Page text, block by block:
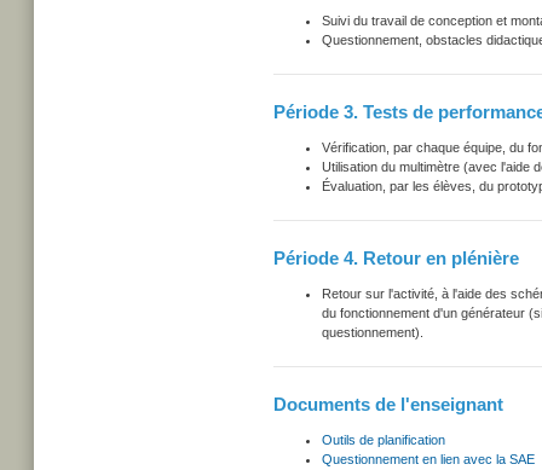
Suivi du travail de conception et
Questionnement, obstacles
Période 3. Tests de
Vérification, par chaque équipe, du
Utilisation du multimètre (avec l'aide
Évaluation, par les élèves, du
Période 4. Retour en plénière
Retour sur l'activité, à l'aide des
du fonctionnement d'un générateur
questionnement).
Documents de l'enseignant
Outils de planification
Questionnement en lien avec la SAE